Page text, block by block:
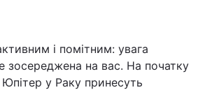
і помітним: увага
зосереджена на вас. На початку
у Раку принесуть